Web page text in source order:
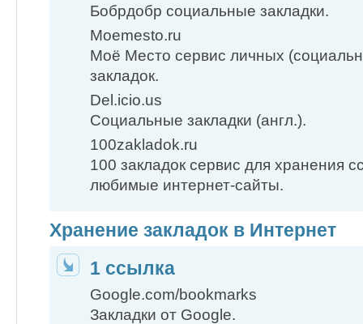
Бобрдобр социальные закладки.
Moemesto.ru
Моё Место сервис личных
закладок.
Del.icio.us
Социальные закладки (англ.).
100zakladok.ru
100 закладок сервис для хранения
любимые интернет-сайты.
Хранение закладок в Интернет
1 ссылка
Google.com/bookmarks
Закладки от Google.